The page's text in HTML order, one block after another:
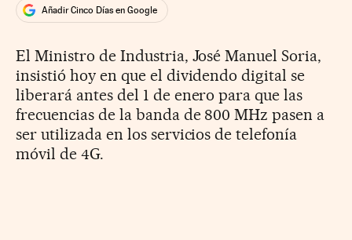
Añadir Cinco Días en Google
El Ministro de Industria, José Manuel Soria,
insistió hoy en que el dividendo digital se
liberará antes del 1 de enero para que las
frecuencias de la banda de 800 MHz pasen a
ser utilizada en los servicios de telefonía
móvil de 4G.